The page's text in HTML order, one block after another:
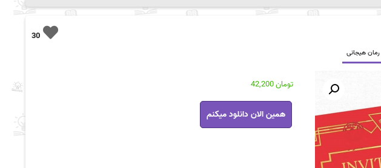
30
رمان هیجانی
تومان42,200
کتاب
بازی
قتل
همین الان دانلود میکنم